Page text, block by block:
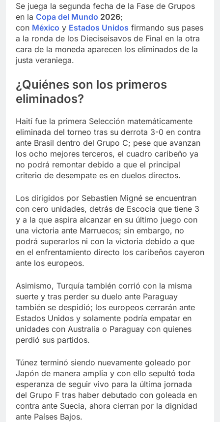
Se juega la segunda fecha de la Fase de Grupos
en la Copa del Mundo 2026;
con México y Estados Unidos firmando sus pases
a la ronda de los Dieciseisavos de Final en la otra
cara de la moneda aparecen los eliminados de la
justa veraniega.
¿Quiénes son los primeros
eliminados?
Haití fue la primera Selección matemáticamente
eliminada del torneo tras su derrota 3-0 en contra
ante Brasil dentro del Grupo C; pese que avanzan
los ocho mejores terceros, el cuadro caribeño ya
no podrá remontar debido a que el principal
criterio de desempate es en duelos directos.
Los dirigidos por Sebastien Migné se encuentran
con cero unidades, detrás de Escocia que tiene 3
y a la que aspira alcanzar en su último juego con
una victoria ante Marruecos; sin embargo, no
podrá superarlos ni con la victoria debido a que
en el enfrentamiento directo los caribeños cayeron
ante los europeos.
Asimismo, Turquía también corrió con la misma
suerte y tras perder su duelo ante Paraguay
también se despidió; los europeos cerrarán ante
Estados Unidos y solamente podría empatar en
unidades con Australia o Paraguay con quienes
perdió sus partidos.
Túnez terminó siendo nuevamente goleado por
Japón de manera amplia y con ello sepultó toda
esperanza de seguir vivo para la última jornada
del Grupo F tras haber debutado con goleada en
contra ante Suecia, ahora cierran por la dignidad
ante Países Bajos.